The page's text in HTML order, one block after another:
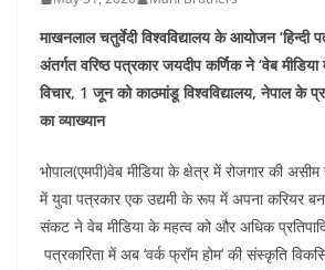
माखनलाल चतुर्वेदी विश्वविद्यालय के आयोजन ‘हिन्दी
अंतर्गत वरिष्ठ पत्रकार जयदीप कर्णिक ने ‘वेब मीडिया
विचार, 1 जून को काठमांडू विश्वविद्यालय, नेपाल के
का व्याख्यान
भोपाल(एमपी)वेब मीडिया के क्षेत्र में रोजगार की
में युवा पत्रकार एक उद्यमी के रूप में अपना करियर
संकट ने वेब मीडिया के महत्व को और अधिक
पत्रकारिता में अब ‘वर्क फ्रॉम होम’ की संस्कृति